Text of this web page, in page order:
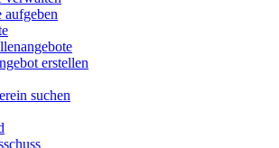
aufgeben
erstellen
suchen